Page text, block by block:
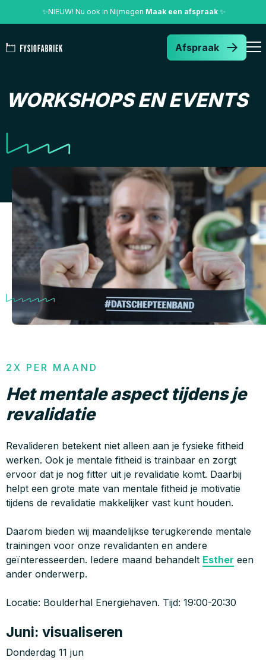
✨NIEUW! Nu ook in Nijmegen Maak een afspraak ✨
Afspraak
WORKSHOPS EN EVENTS
2X PER MAAND
Het mentale aspect tijdens je
revalidatie
Revalideren betekent niet alleen aan je fysieke fitheid
werken. Ook je mentale fitheid is trainbaar en zorgt
ervoor dat je nog fitter uit je revalidatie komt. Daarbij
helpt een grote mate van mentale fitheid je motivatie
tijdens de revalidatie makkelijker vast kunt houden.
Daarom bieden wij maandelijkse terugkerende mentale
trainingen voor onze revalidanten en andere
geïnteresseerden. Iedere maand behandelt Esther een
ander onderwerp.
Locatie: Boulderhal Energiehaven. Tijd: 19:00-20:30
Juni: visualiseren
Donderdag 11 jun